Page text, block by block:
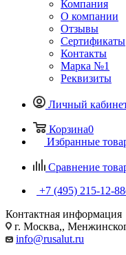
Компания
О компании
Отзывы
Сертификаты
Контакты
Марка №1
Реквизиты
Личный
Корзина0
Избранные
Сравнение
+7 (495) 215-12-88
Контактная информация
г. Москва,,
info@rusalut.ru